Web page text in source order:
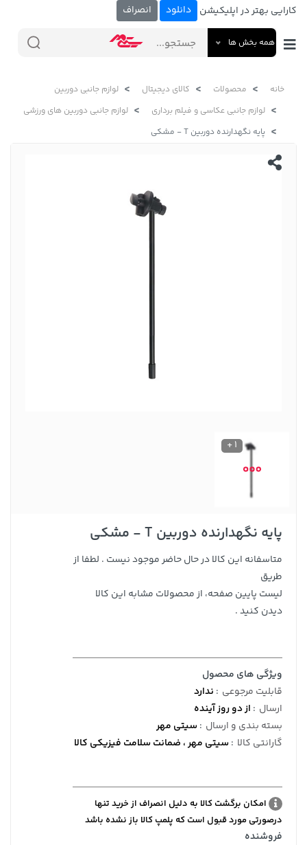
کارایی بهتر در اپلیکیشن دانلود انصراف
همه بخش ها
خانه محصولات کالای دیجیتال
لوازم جانبی دوربین
لوازم جانبی عکاسی و فیلم برداری
لوازم جانبی دوربین های ورزشی
پایه نگهدارنده دوربین T - مشکی
1 +
پایه نگهدارنده دوربین T - مشکی
متاسفانه این کالا در حال حاضر موجود نیست . لطفا از
طریق
لیست پایین صفحه، از محصولات مشابه این کالا
دیدن کنید .
ویژگی های محصول
قابلیت مرجوعی : ندارد
ارسال : از دو روز آینده
بسته بندی و ارسال :سیتی مهر
گارانتی کالا :سیتی مهر ، ضمانت سلامت فیزیکی کالا
امکان برگشت کالا به دلیل انصراف از خرید تنها
درصورتی مورد قبول است که پلمپ کالا باز نشده باشد
فروشنده